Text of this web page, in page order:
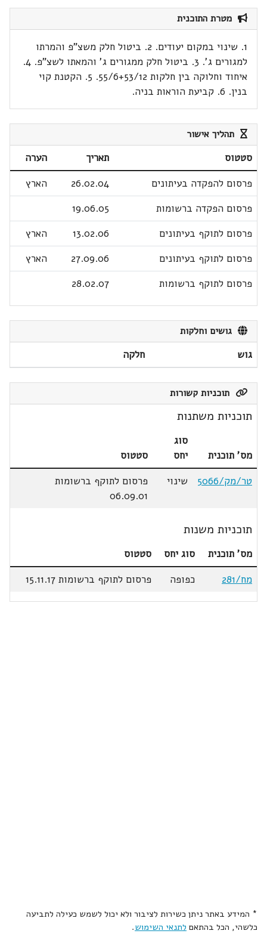
מטרת התוכנית
1. שינוי במקום יעודים. 2. ביטול חלק משצ"פ והמרתו
למגורים ג'. 3. ביטול חלק ממגורים ג' והמאתו לשצ"פ. 4.
איחוד וחלוקה בין חלקות 55/6+53/12. 5. הקטנת קוי
בנין. 6. קביעת הוראות בניה.
תהליך אישור
סטטוס תאריך
הערה
פרסום להפקדה בעיתונים
26.02.04
הארץ
פרסום הפקדה ברשומות
19.06.05
פרסום לתוקף בעיתונים
13.02.06
הארץ
פרסום לתוקף בעיתונים
27.09.06
הארץ
פרסום לתוקף ברשומות
28.02.07
גושים וחלקות
גוש חלקה
תוכניות קשורות
תוכניות משתנות
מס' תוכנית
סוג
יחס
סטטוס
טר/מק/5066
שינוי
פרסום לתוקף ברשומות
06.09.01
תוכניות משנות
מס' תוכנית סוג יחס
סטטוס
מח/281
כפופה פרסום לתוקף ברשומות 15.11.17
* המידע באתר ניתן כשירות לציבור ולא יכול לשמש כעילה לתביעה
כלשהי, הכל בהתאם לתנאי השימוש.